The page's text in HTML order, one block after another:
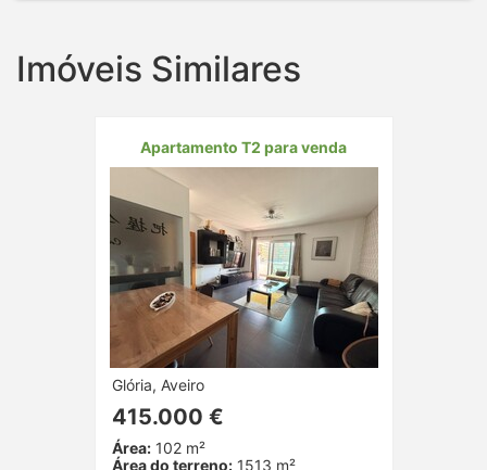
Imóveis Similares
Apartamento T2 para venda
Glória, Aveiro
415.000 €
Área:102 m²
Área do terreno:1513 m²